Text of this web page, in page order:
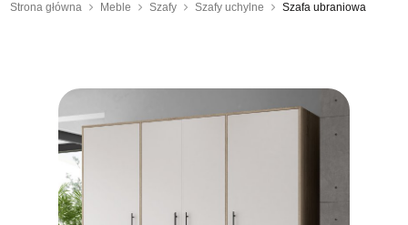
Strona główna Meble Szafy Szafy uchylne Szafa ubraniowa